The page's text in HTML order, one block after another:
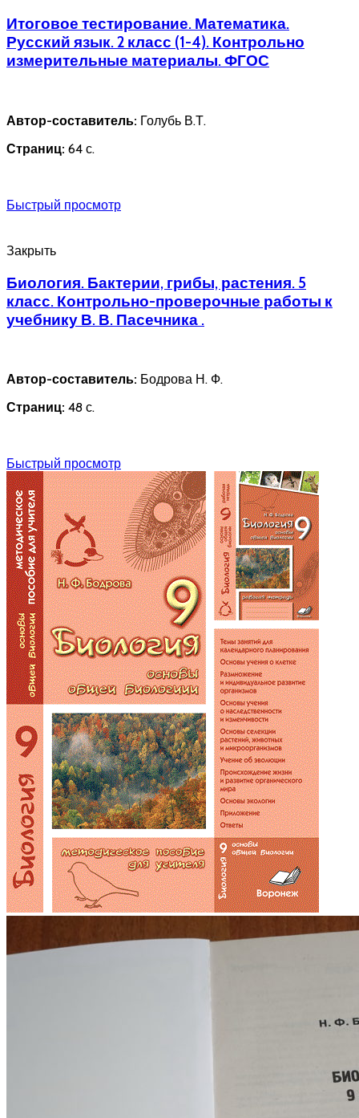
Итоговое тестирование. Математика.
Русский язык. 2 класс (1-4). Контрольно
измерительные материалы. ФГОС
Автор-составитель: Голубь В.Т.
Страниц: 64 с.
Быстрый просмотр
Закрыть
Биология. Бактерии, грибы, растения. 5
класс. Контрольно-проверочные работы к
учебнику В. В. Пасечника .
Автор-составитель: Бодрова Н. Ф.
Страниц: 48 с.
Быстрый просмотр